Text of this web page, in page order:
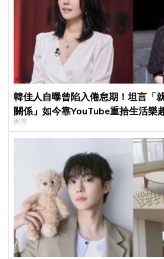
韓佳人自曝曾陷入倦怠期！坦言「
關係」如今靠YouTube重拾生活樂
明星